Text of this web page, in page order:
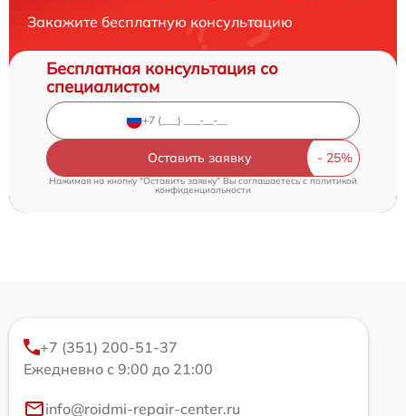
Закажите бесплатную консультацию
Бесплатная консультация со
специалистом
Оставить заявку
Нажимая на кнопку "Оставить заявку" Вы соглашаетесь cполитикой
конфиденциальности
+7 (351) 200-51-37
Ежедневно с 9:00 до 21:00
info@roidmi-repair-center.ru